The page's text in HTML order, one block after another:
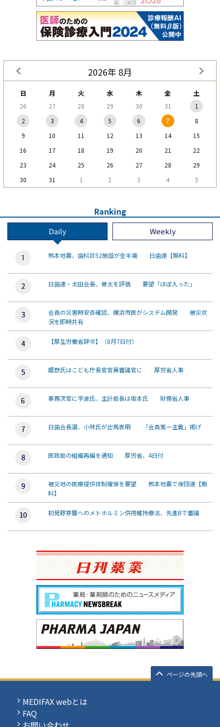
2026年 8月
日 月 火 水 木 金 土
26 27 28 29 30 31
1
2
3 4 5 6 7
8
9
10 11 12 13 14
15
16
17 18 19 20 21
22
23
24 25 26 27 28
29
30
31 1 2 3 4 5
Ranking
Daily Weekly
熊本地震、歯科診52施設が全半壊 日歯連【無料】
日歯連・太田会長、骨太を評価 要望「ほぼ入った」
会員の災害時安否確認、横浜市医がシステム開発 被災状
況を即時共有
【厚生労働省辞令】（8月7日付）
姫野氏はこども庁長官官房審議官に 厚労省人事
事務次官に宇波氏、主計局長は坂本氏 財務省人事
日歯会長選、小林氏が出馬表明 「会員第一主義」掲げ
医政局の組織再編を通知 厚労省、4日付
被災地の医療提供体制確保を要望 熊本地震で保団連【無
料】
初発膠芽腫へのメトホルミン併用維持療法、先進Bで審議
ページの先頭へ
MEDIFAX webとは
FAQ